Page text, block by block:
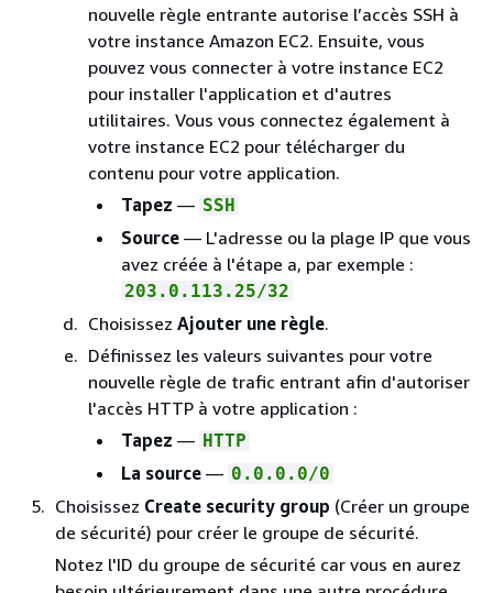
nouvelle règle entrante autorise l’accès SSH à
votre instance Amazon EC2. Ensuite, vous
pouvez vous connecter à votre instance EC2
pour installer l'application et d'autres
utilitaires. Vous vous connectez également à
votre instance EC2 pour télécharger du
contenu pour votre application.
Tapez — SSH
Source — L'adresse ou la plage IP que vous
avez créée à l'étape a, par exemple :
203.0.113.25/32
Choisissez Ajouter une règle.
Définissez les valeurs suivantes pour votre
nouvelle règle de trafic entrant afin d'autoriser
l'accès HTTP à votre application :
Tapez — HTTP
La source — 0.0.0.0/0
Choisissez Create security group (Créer un groupe
de sécurité) pour créer le groupe de sécurité.
Notez l'ID du groupe de sécurité car vous en aurez